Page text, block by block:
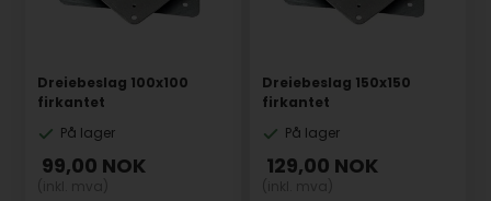
Dreiebeslag 100x100
firkantet
På lager
99,00 NOK
Dreiebeslag 150x150
firkantet
På lager
129,00 NOK